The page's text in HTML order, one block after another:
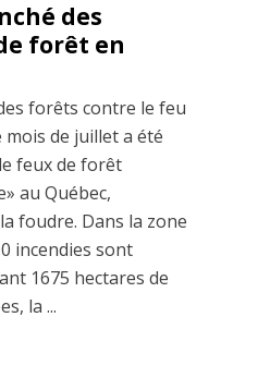
des
forêt en
forêts contre le feu
mois de juillet a été
feux de forêt
au Québec,
foudre. Dans la zone
incendies sont
1675 hectares de
la ...